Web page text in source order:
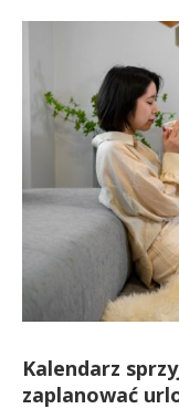
Kalendarz
zaplanować